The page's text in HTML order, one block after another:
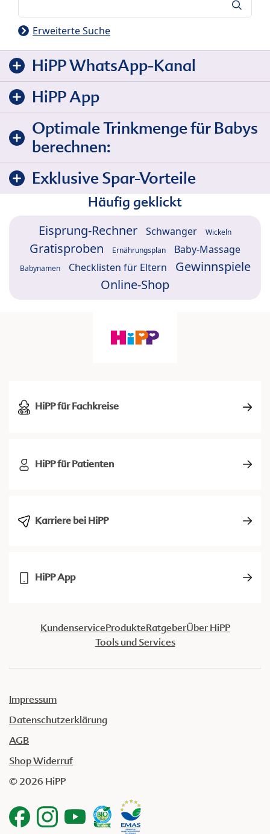
Erweiterte Suche
HiPP WhatsApp-Kanal
HiPP App
Optimale Trinkmenge für Babys
berechnen:
Exklusive Spar-Vorteile
Häufig geklickt
Eisprung-Rechner Schwanger Wickeln
Gratisproben Ernährungsplan Baby-Massage
Babynamen Checklisten für Eltern
Gewinnspiele
Online-Shop
HiPP für Fachkreise
HiPP für Patienten
Karriere bei HiPP
HiPP App
KundenserviceProdukteRatgeberÜber HiPP
Tools und Services
Impressum
Datenschutzerklärung
AGB
Shop Widerruf
© 2026 HiPP